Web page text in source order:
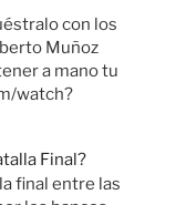
con los
Muñoz
a mano tu
watch?
Final?
final entre las